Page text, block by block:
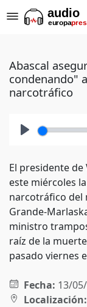
Abascal
condenando"
narcotráfico
El presidente de
este miércoles
narcotráfico del
Grande-
ministro
raíz de la
pasado viernes
Fecha: 13/
Localización: